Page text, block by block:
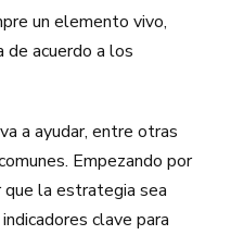
un elemento vivo,
de acuerdo a los
a ayudar, entre otras
Empezando por
que la estrategia sea
clave para